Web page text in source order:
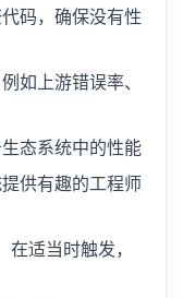
码，确保没有性
如上游错误率、
态系统中的性能
供有趣的工程师
适当时触发，